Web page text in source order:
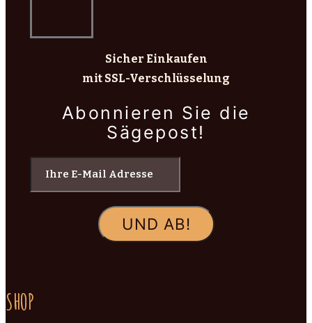
Sicher Einkaufen
mit SSL-Verschlüsselung
Abonnieren Sie die
Sägepost!
SHOP